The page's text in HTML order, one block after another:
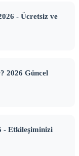
- Ücretsiz ve
2026 Güncel
- Etkileşiminizi